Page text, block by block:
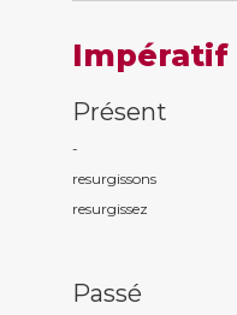
Impératif
Présent
-
resurgissons
resurgissez
Passé